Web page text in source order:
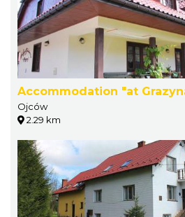
Accommodation "at
Ojców
2.29 km